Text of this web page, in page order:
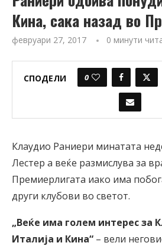
Кина, сака назад во
февруари 27, 2017 0 минути
СПОДЕЛИ 0
Клаудио Раниери минатата
Лестер а веќе размислува за
Премиерлигата иако има
други клубови во светот.
„Веќе има голем интерес за
Италија и Кина“ – вели